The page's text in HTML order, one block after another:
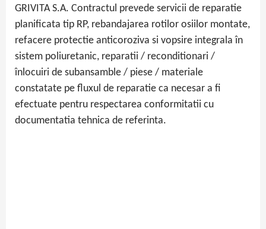
GRIVITA S.A. Contractul prevede servicii de reparatie
planificata tip RP, rebandajarea rotilor osiilor montate,
refacere protectie anticoroziva si vopsire integrala în
sistem poliuretanic, reparatii / reconditionari /
înlocuiri de subansamble / piese / materiale
constatate pe fluxul de reparatie ca necesar a fi
efectuate pentru respectarea conformitatii cu
documentatia tehnica de referinta.